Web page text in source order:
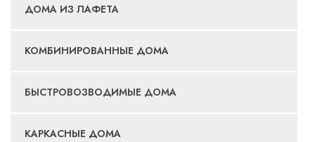
ДОМА ИЗ ЛАФЕТА
КОМБИНИРОВАННЫЕ ДОМА
БЫСТРОВОЗВОДИМЫЕ ДОМА
КАРКАСНЫЕ ДОМА